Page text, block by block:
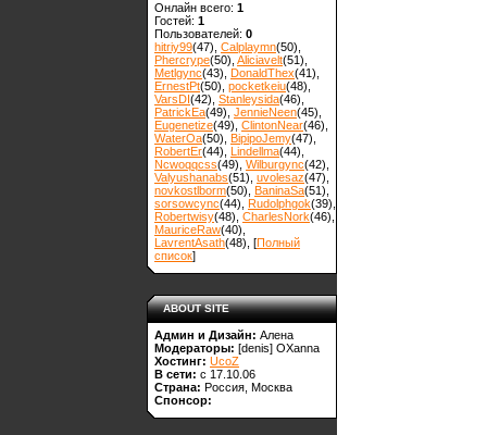
Онлайн всего: 1
Гостей: 1
Пользователей: 0
hitriy99(47) Calplaymn(50)
Phercrype(50) Aliciavelt(51)
Metlgync(43) DonaldThex(41)
ErnestPt(50) pocketkeiu(48)
VarsDI(42) Stanleysida(46)
PatrickEa(49) JennieNeen(45)
Eugenetize(49) ClintonNear(46)
WaterOa(50) BipipoJemy(47)
RobertEr(44) Lindellma(44)
Ncwoqqcss(49) Wilburgync(42)
Valyushanabs(51) uvolesaz(47)
novkostlborm(50) ВaninaSa(51)
sorsowcync(44) Rudolphgok(39)
Robertwisy(48) CharlesNork(46)
MauriceRaw(40)
LavrentAsath(48) , [Полный
список]
ABOUT SITE
Админ и Дизайн: Алена
Модераторы: [denis] OXanna
Хостинг: UcoZ
В сети: с 17.10.06
Страна: Россия, Москва
Спонсор: